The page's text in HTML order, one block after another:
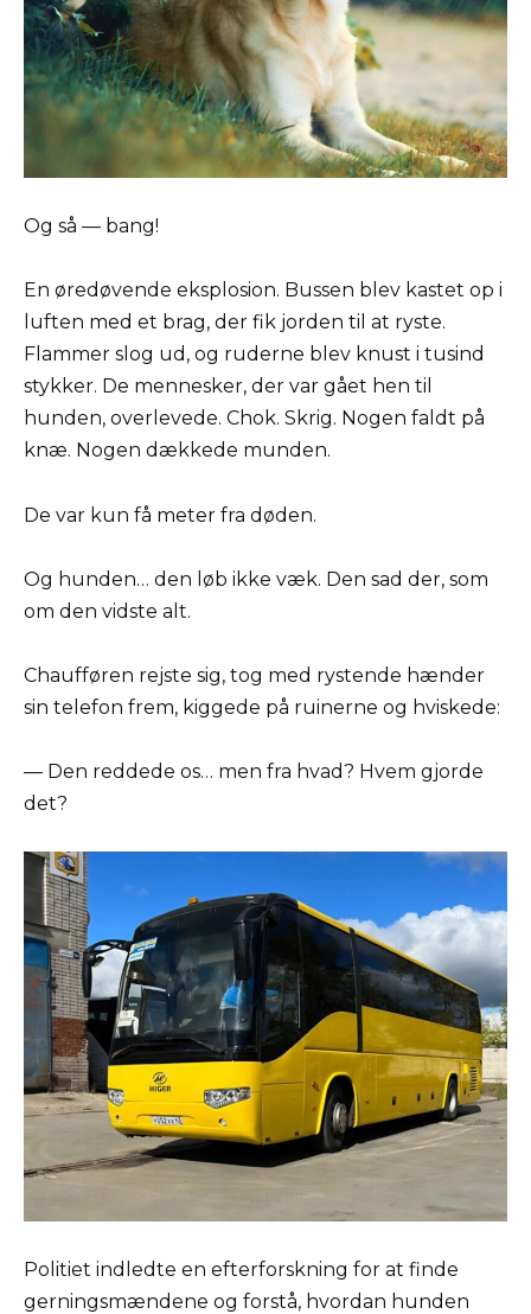
Og så — bang!
En øredøvende eksplosion. Bussen blev kastet op i
luften med et brag, der fik jorden til at ryste.
Flammer slog ud, og ruderne blev knust i tusind
stykker. De mennesker, der var gået hen til
hunden, overlevede. Chok. Skrig. Nogen faldt på
knæ. Nogen dækkede munden.
De var kun få meter fra døden.
Og hunden… den løb ikke væk. Den sad der, som
om den vidste alt.
Chaufføren rejste sig, tog med rystende hænder
sin telefon frem, kiggede på ruinerne og hviskede:
— Den reddede os… men fra hvad? Hvem gjorde
det?
Politiet indledte en efterforskning for at finde
gerningsmændene og forstå, hvordan hunden